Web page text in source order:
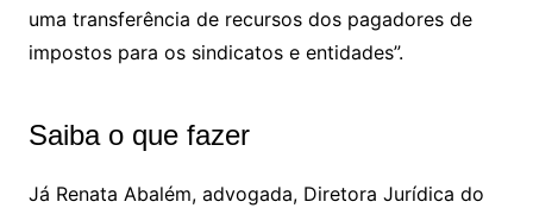
uma transferência de recursos dos pagadores de
impostos para os sindicatos e entidades”.
Saiba o que fazer
Já Renata Abalém, advogada, Diretora Jurídica do